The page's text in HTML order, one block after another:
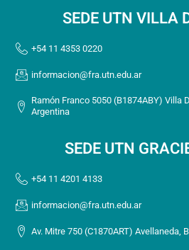
SEDE UTN VILLA
+54 11 4353 0220
informacion@fra.utn.edu.ar
Ramón Franco 5050 (B1874ABY) Villa
Argentina
SEDE UTN
+54 11 4201 4133
informacion@fra.utn.edu.ar
Av. Mitre 750 (C1870ART) Avellaneda,